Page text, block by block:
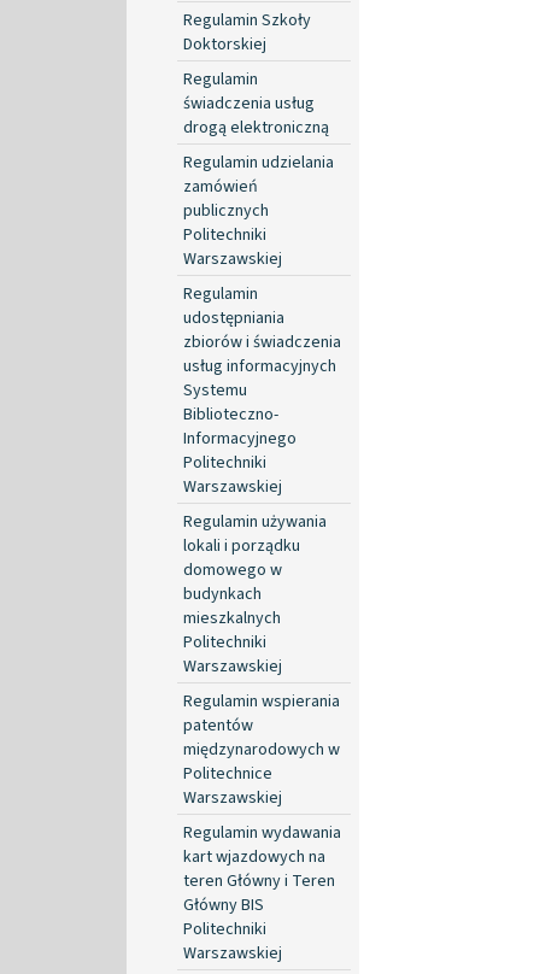
Regulamin Szkoły
Doktorskiej
Regulamin
świadczenia usług
drogą elektroniczną
Regulamin udzielania
zamówień
publicznych
Politechniki
Warszawskiej
Regulamin
udostępniania
zbiorów i świadczenia
usług informacyjnych
Systemu
Biblioteczno-
Informacyjnego
Politechniki
Warszawskiej
Regulamin używania
lokali i porządku
domowego w
budynkach
mieszkalnych
Politechniki
Warszawskiej
Regulamin wspierania
patentów
międzynarodowych w
Politechnice
Warszawskiej
Regulamin wydawania
kart wjazdowych na
teren Główny i Teren
Główny BIS
Politechniki
Warszawskiej